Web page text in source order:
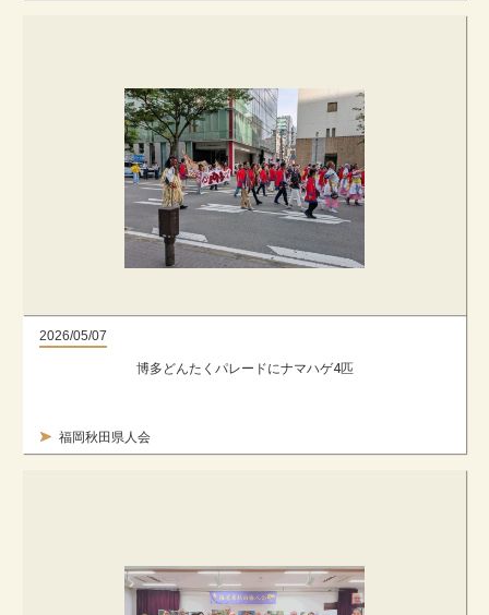
2026/05/07
福岡秋田県人会
博多どんたくパレードにナマハゲ4匹